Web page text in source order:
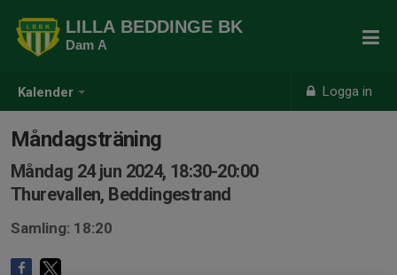
Kalender Logga in
LILLA BEDDINGE BK
Dam A
Måndagsträning
Måndag 24 jun 2024, 18:30-20:00
Thurevallen, Beddingestrand
Samling: 18:20